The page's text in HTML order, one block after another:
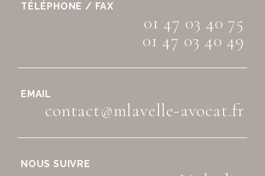
TÉLÉPHONE / FAX
01 47 03 40 75
01 47 03 40 49
EMAIL
contact@mlavelle-avocat.fr
NOUS SUIVRE